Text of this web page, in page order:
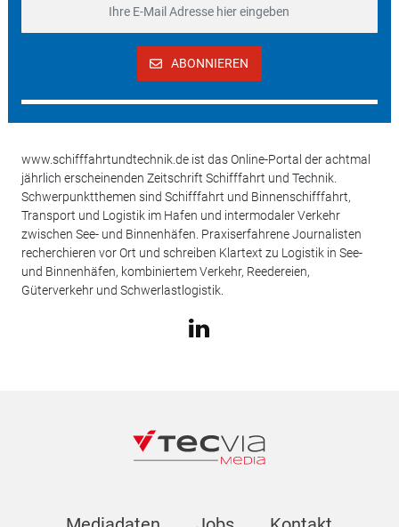
ABONNIEREN
www.schifffahrtundtechnik.de ist das Online-Portal der achtmal
jährlich erscheinenden Zeitschrift Schifffahrt und Technik.
Schwerpunktthemen sind Schifffahrt und Binnenschifffahrt,
Transport und Logistik im Hafen und intermodaler Verkehr
zwischen See- und Binnenhäfen. Praxiserfahrene Journalisten
recherchieren vor Ort und schreiben Klartext zu Logistik in See-
und Binnenhäfen, kombiniertem Verkehr, Reedereien,
Güterverkehr und Schwerlastlogistik.